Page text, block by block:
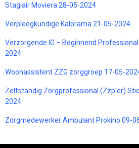
Stagiair Moviera 28-05-2024
Verpleegkundige Kalorama 21-05-2024
Verzorgende IG – Beginnend
2024
Woonassistent ZZG zorggroep 17-05-
Zelfstandig Zorgprofessional (Zzp’er)
2024
Zorgmedewerker Ambulant Prokino 09-